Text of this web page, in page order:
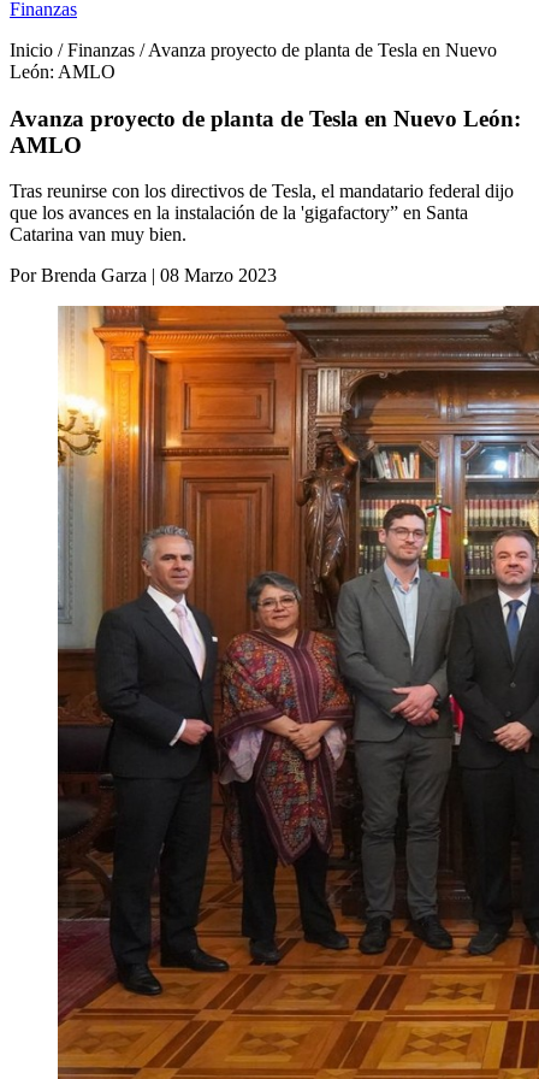
Finanzas
Inicio / Finanzas / Avanza proyecto de planta de Tesla en Nuevo
León: AMLO
Avanza proyecto de planta de Tesla en Nuevo León:
AMLO
Tras reunirse con los directivos de Tesla, el mandatario federal dijo
que los avances en la instalación de la 'gigafactory” en Santa
Catarina van muy bien.
Por Brenda Garza | 08 Marzo 2023